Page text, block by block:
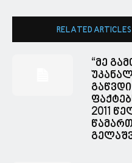
RELATED ARTICLES
“მე
2011